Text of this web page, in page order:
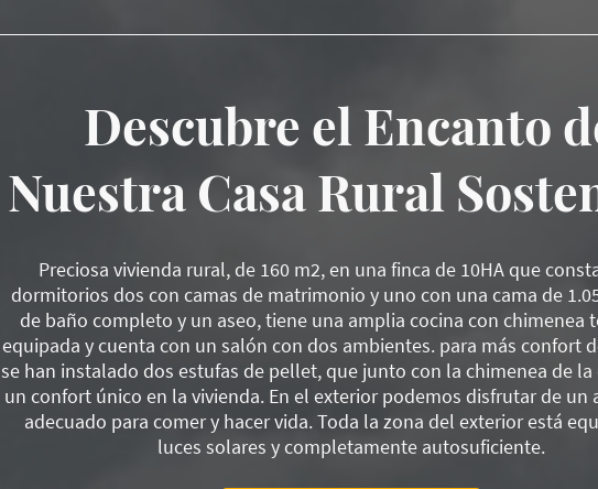
Descubre el Encanto
Nuestra Casa Rural
Preciosa vivienda rural, de 160 m2, en una finca de 10HA que
dormitorios dos con camas de matrimonio y uno con una cama de
de baño completo y un aseo, tiene una amplia cocina con chimenea
equipada y cuenta con un salón con dos ambientes. para más confort
se han instalado dos estufas de pellet, que junto con la chimenea de la
un confort único en la vivienda. En el exterior podemos disfrutar de un
adecuado para comer y hacer vida. Toda la zona del exterior está
luces solares y completamente autosuficiente.